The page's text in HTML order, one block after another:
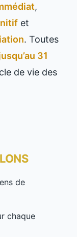
,
et
. Toutes
31
de vie des
de
chaque